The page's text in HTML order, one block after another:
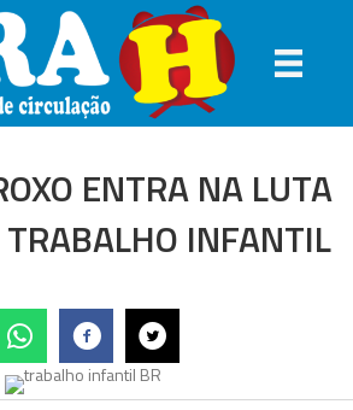
ENTRA NA LUTA
INFANTIL